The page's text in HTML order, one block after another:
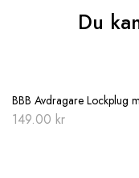
Du
BBB Avdragare Lockplug
149.00 kr